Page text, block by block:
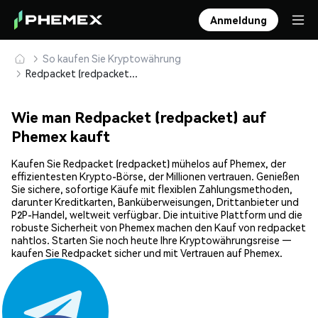
Anmeldung
So kaufen Sie Kryptowährung
Redpacket (redpacket) sicher kaufen und speichern
Wie man Redpacket (redpacket) auf
Phemex kauft
Kaufen Sie Redpacket (redpacket) mühelos auf Phemex, der
effizientesten Krypto-Börse, der Millionen vertrauen. Genießen
Sie sichere, sofortige Käufe mit flexiblen Zahlungsmethoden,
darunter Kreditkarten, Banküberweisungen, Drittanbieter und
P2P-Handel, weltweit verfügbar. Die intuitive Plattform und die
robuste Sicherheit von Phemex machen den Kauf von redpacket
nahtlos. Starten Sie noch heute Ihre Kryptowährungsreise —
kaufen Sie Redpacket sicher und mit Vertrauen auf Phemex.